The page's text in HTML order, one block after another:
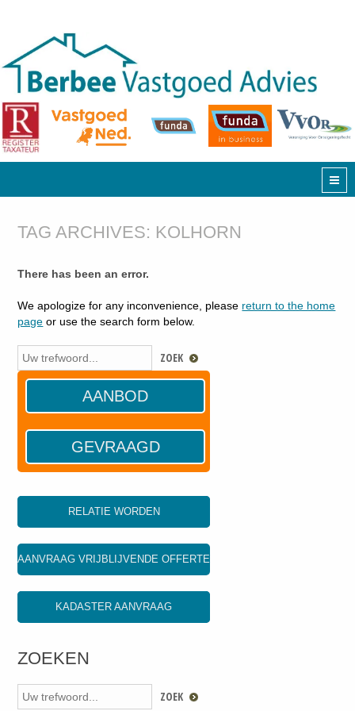
TAG ARCHIVES: KOLHORN
There has been an error.
We apologize for any inconvenience, please return to the home
page or use the search form below.
AANBOD
GEVRAAGD
RELATIE WORDEN
AANVRAAG VRIJBLIJVENDE OFFERTE
KADASTER AANVRAAG
ZOEKEN